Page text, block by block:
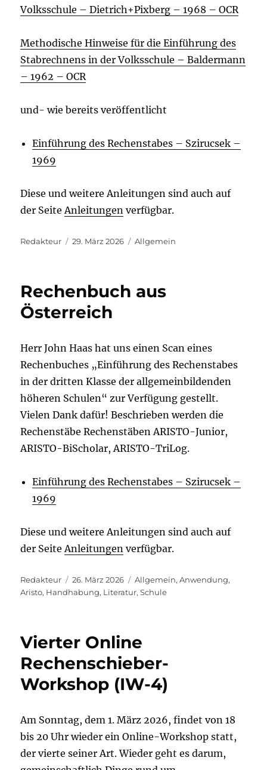
Volksschule – Dietrich+Pixberg – 1968 – OCR
Methodische Hinweise für die Einführung des
Stabrechnens in der Volksschule – Baldermann
– 1962 – OCR
und- wie bereits veröffentlicht
Einführung des Rechenstabes – Szirucsek –
1969
Diese und weitere Anleitungen sind auch auf
der SeiteAnleitungen verfügbar.
Autor
Redakteur
Veröffentlicht
29. März 2026 Kategorien
Allgemein
Rechenbuch aus
Österreich
Herr John Haas hat uns einen Scan eines
Rechenbuches „Einführung des Rechenstabes
in der dritten Klasse der allgemeinbildenden
höheren Schulen“ zur Verfügung gestellt.
Vielen Dank dafür! Beschrieben werden die
Rechenstäbe Rechenstäben ARISTO-Junior,
ARISTO-BiScholar, ARISTO-TriLog.
Einführung des Rechenstabes – Szirucsek –
1969
Diese und weitere Anleitungen sind auch auf
der SeiteAnleitungen verfügbar.
Autor
Redakteur
Veröffentlicht
am
26. März 2026 Kategorien
Allgemein,Anwendung,
Aristo, Handhabung, Literatur,Schule
Vierter Online
Rechenschieber-
Workshop (IW-4)
Am Sonntag, dem 1. März 2026, findet von 18
bis 20 Uhr wieder ein Online-Workshop statt,
der vierte seiner Art. Wieder geht es darum,